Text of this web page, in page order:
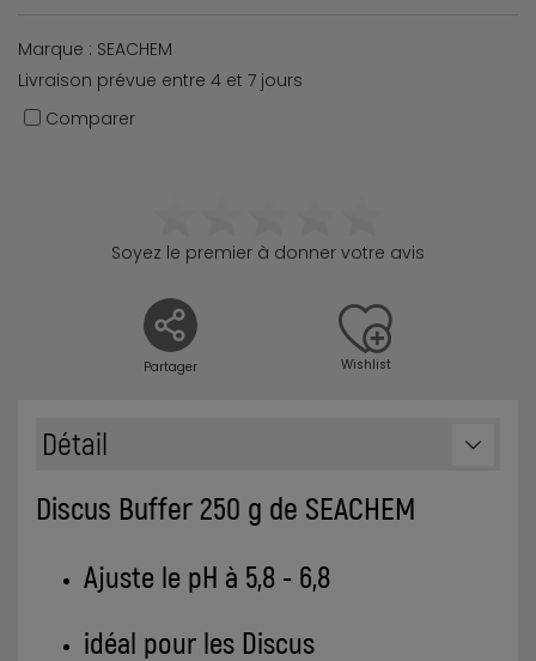
Marque : SEACHEM
Livraison prévue entre 4 et 7 jours
Comparer
Partager
Soyez le premier à donner votre avis
Wishlist
Détail
Discus Buffer 250 g de SEACHEM
Ajuste le pH à 5,8 - 6,8
idéal pour les Discus